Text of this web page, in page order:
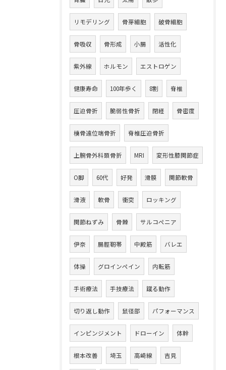
リモデリング 骨芽細胞 破骨細胞
骨吸収 骨形成 小腸 活性化
紫外線 ホルモン エストロゲン
健康寿命 100年歩く 8割 脊椎
圧迫骨折 脆弱性骨折 閉経 骨密度
橈骨遠位端骨折 脊椎圧迫骨折
上腕骨外科頚骨折 MRI 変形性膝関節症
O脚 60代 好発 滑膜 関節軟骨
滑液 軟骨 衝突 ロッキング
関節ねずみ 骨棘 サルコペニア
伊奈 腸脛靭帯 中殿筋 バレエ
体操 グロインペイン 内転筋
手術療法 手技療法 蹴る動作
切り返し動作 鼠径部 パフォーマンス
インピンジメント ドローイン 体幹
根本改善 埼玉 高崎線 吉見